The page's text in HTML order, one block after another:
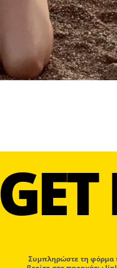
Συμπληρώστε τη φόρμα